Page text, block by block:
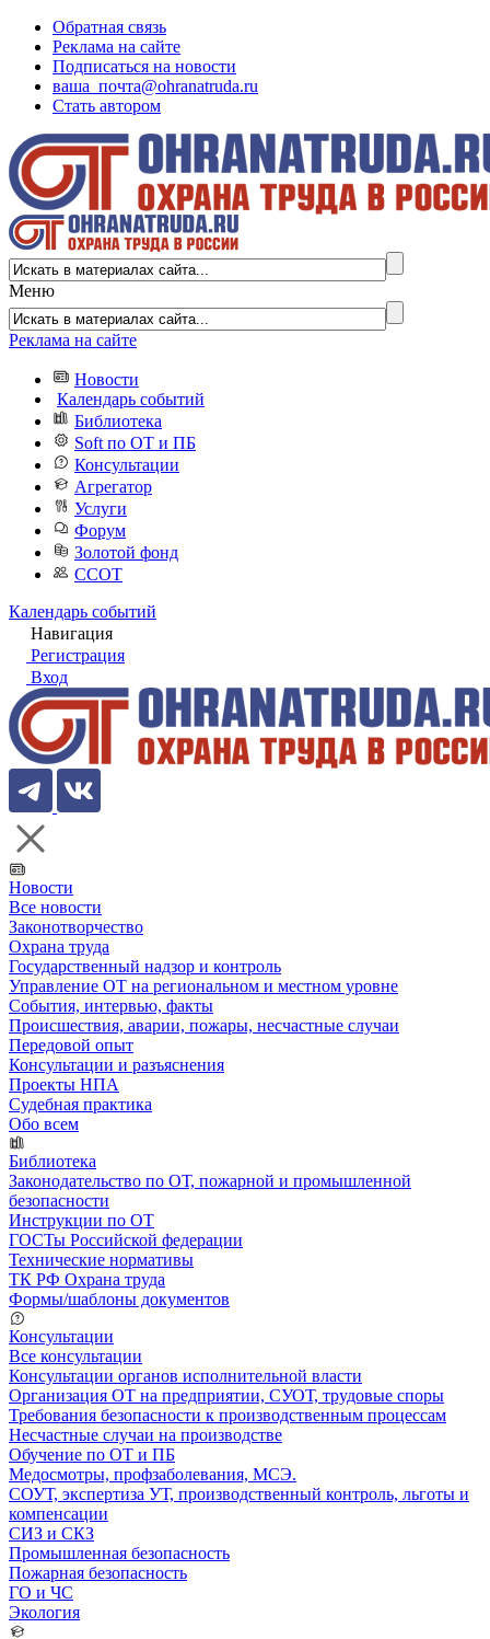
Обратная связь
Реклама на сайте
Подписаться на новости
ваша_почта@ohranatruda.ru
Стать автором
Меню
Реклама на сайте
Новости
Календарь событий
Библиотека
Soft по ОТ и ПБ
Консультации
Агрегатор
Услуги
Форум
Золотой фонд
ССОТ
Календарь событий
Навигация
Регистрация
Вход
Новости
Все новости
Законотворчество
Охрана труда
Государственный надзор и контроль
Управление ОТ на региональном и местном уровне
События, интервью, факты
Происшествия, аварии, пожары, несчастные случаи
Передовой опыт
Консультации и разъяснения
Проекты НПА
Судебная практика
Обо всем
Библиотека
Законодательство по ОТ, пожарной и промышленной
безопасности
Инструкции по ОТ
ГОСТы Российской федерации
Технические нормативы
ТК РФ Охрана труда
Формы/шаблоны документов
Консультации
Все консультации
Консультации органов исполнительной власти
Организация ОТ на предприятии, СУОТ, трудовые споры
Требования безопасности к производственным процессам
Несчастные случаи на производстве
Обучение по ОТ и ПБ
Медосмотры, профзаболевания, МСЭ.
СОУТ, экспертиза УТ, производственный контроль, льготы и
компенсации
СИЗ и СКЗ
Промышленная безопасность
Пожарная безопасность
ГО и ЧС
Экология